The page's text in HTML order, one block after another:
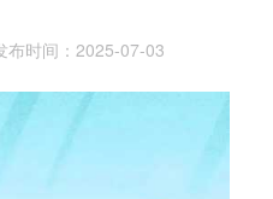
布时间：2025-07-03